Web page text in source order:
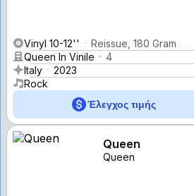
Vinyl 10-12''
Reissue, 180 Gram
Queen In Vinile
4
Italy
2023
Rock
Έλεγχος τιμής
Queen
Queen